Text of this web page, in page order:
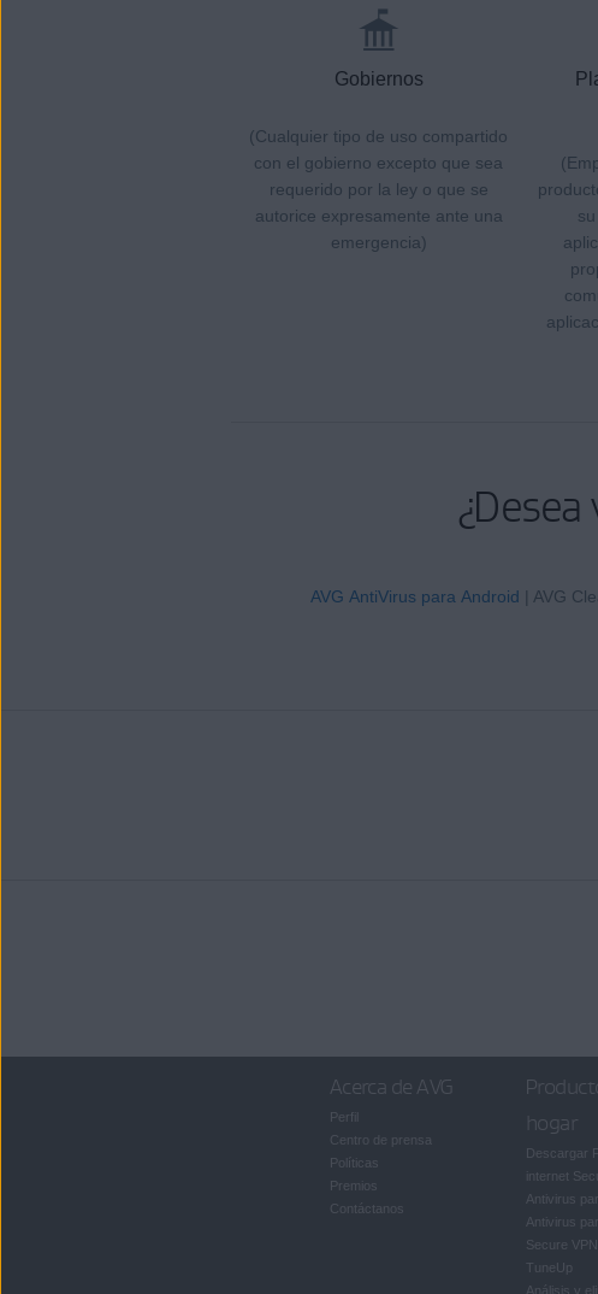
Gobiernos
(Cualquier tipo de uso compartido
con el gobierno excepto que sea
requerido por la ley o que se
autorice expresamente ante una
emergencia)
AVG AntiVirus para Android | AVG
Acerca de AVG
Perfil
Centro de prensa
Políticas
Premios
Contáctanos
hogar
Descargar
internet
Antivirus
Antivirus
Secure VPN
TuneUp
Análisis y